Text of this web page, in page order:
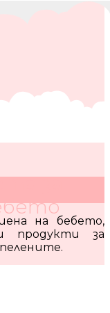
за
на бебето,
продукти за